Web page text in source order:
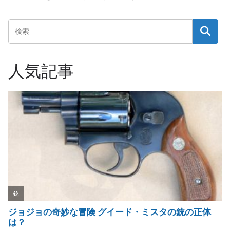
人気記事